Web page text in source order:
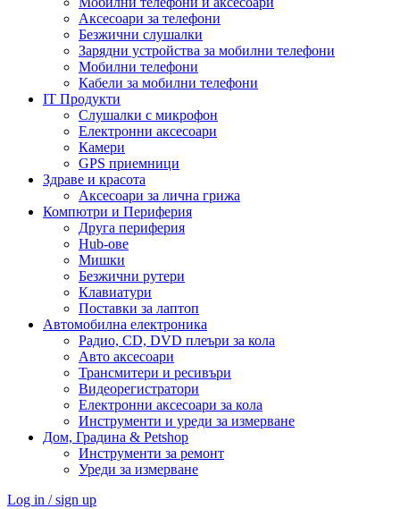
Аксесоари за телефони
Безжични слушалки
Зарядни устройства за мобилни телефони
Мобилни телефони
Кабели за мобилни телефони
IT Продукти
Слушалки с микрофон
Електронни аксесоари
Камери
GPS приемници
Здраве и красота
Аксесоари за лична грижа
Компютри и Периферия
Друга периферия
Hub-ове
Мишки
Безжични рутери
Клавиатури
Поставки за лаптоп
Автомобилна електроника
Радио, CD, DVD плеъри за кола
Авто аксесоари
Трансмитери и ресивъри
Видеорегистратори
Електронни аксесоари за кола
Инструменти и уреди за измерване
Дом, Градина & Petshop
Инструменти за ремонт
Уреди за измерване
Log in / sign up